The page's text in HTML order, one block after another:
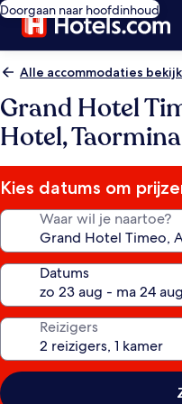
Doorgaan naar hoofdinhoud
Alle accommodaties
Grand Hotel
Hotel, Taormina
Kies datums om
Waar wil je naartoe?
Datums
Reizigers